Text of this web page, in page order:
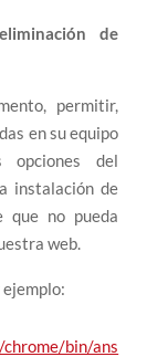
de
permitir,
en su equipo
opciones del
instalación de
que no pueda
web.
ejemplo:
bin/ans